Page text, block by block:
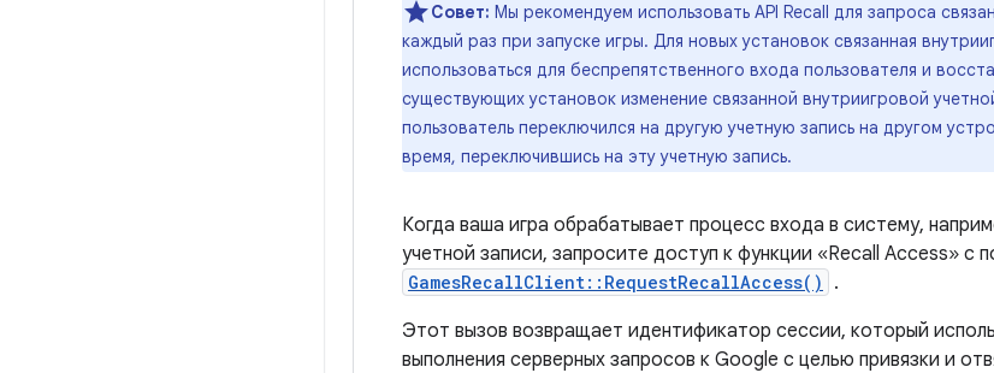
Совет: Мы рекомендуем использовать API Recall для запроса
каждый раз при запуске игры. Для новых установок связанная
использоваться для беспрепятственного входа пользователя и
существующих установок изменение связанной внутриигровой
пользователь переключился на другую учетную запись на другом
время, переключившись на эту учетную запись.
Когда ваша игра обрабатывает процесс входа в систему,
учетной записи, запросите доступ к функции «Recall Access» с
GamesRecallClient::RequestRecallAccess()
.
Этот вызов возвращает идентификатор сессии, который
выполнения серверных запросов к Google с целью привязки и